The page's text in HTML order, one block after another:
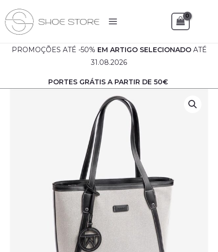
to
content
PROMOÇÕES ATÉ -50% EM ARTIGO SELECIONADO ATÉ
31.08.2026
PORTES GRÁTIS A PARTIR DE 50€